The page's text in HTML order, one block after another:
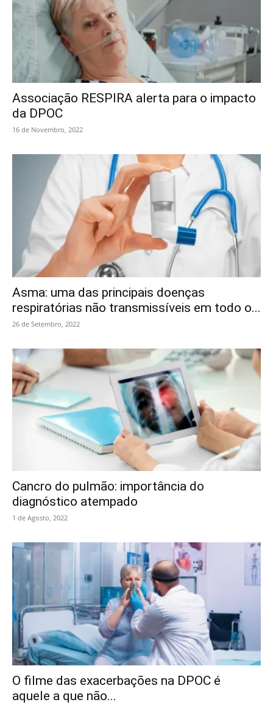
Associação RESPIRA alerta para o impacto
da DPOC
16 de Novembro, 2022
Asma: uma das principais doenças
respiratórias não transmissíveis em todo o...
26 de Setembro, 2022
Cancro do pulmão: importância do
diagnóstico atempado
1 de Agosto, 2022
O filme das exacerbações na DPOC é
aquele a que não...